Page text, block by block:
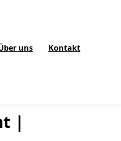
uns Kontakt
|